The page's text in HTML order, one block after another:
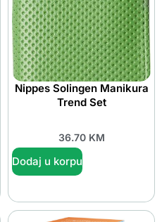
Nippes Solingen Manikura
Trend Set
36.70 KM
Dodaj u korpu